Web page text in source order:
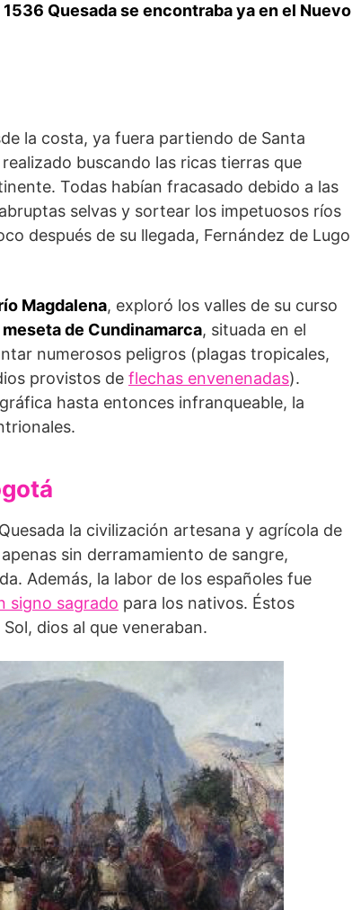
1536 Quesada se encontraba ya en el Nuevo
la costa, ya fuera partiendo de Santa
buscando las ricas tierras que
Todas habían fracasado debido a las
selvas y sortear los impetuosos ríos
después de su llegada, Fernández de Lugo
Magdalena, exploró los valles de su curso
de Cundinamarca, situada en el
numerosos peligros (plagas tropicales,
provistos de flechas envenenadas).
hasta entonces infranqueable, la
la civilización artesana y agrícola de
sin derramamiento de sangre,
Además, la labor de los españoles fue
signo sagrado para los nativos. Éstos
dios al que veneraban.